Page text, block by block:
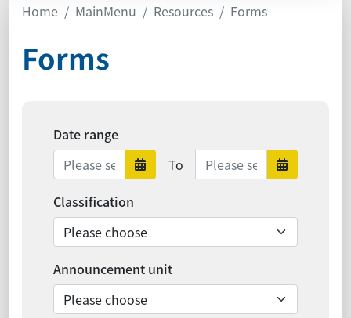
Home MainMenu Resources Forms
Forms
Date range
Date range starts
To Date range endsDate
Classification
Announcement unit